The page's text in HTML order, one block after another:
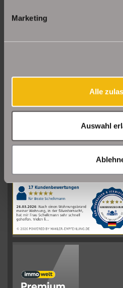
Marketing
Alle
Auswahl
08/2026
|110Schelkmann
ImmobilienBewertungen
auf
werkenntdenBESTEN.de